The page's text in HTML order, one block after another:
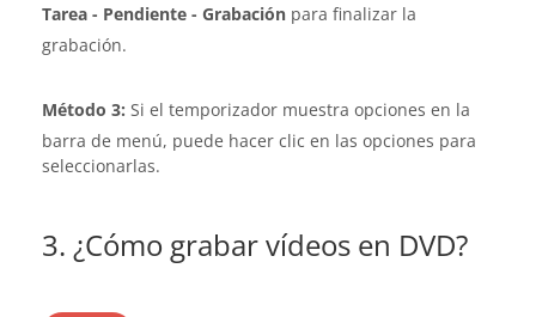
Tarea - Pendiente - Grabación para finalizar la
grabación.
Método 3: Si el temporizador muestra opciones en la
barra de menú, puede hacer clic en las opciones para
seleccionarlas.
3. ¿Cómo grabar vídeos en DVD?